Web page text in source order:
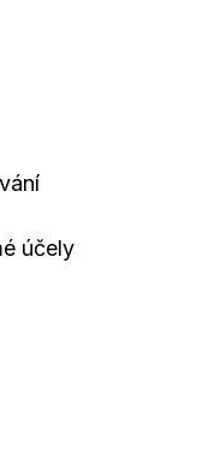
účely